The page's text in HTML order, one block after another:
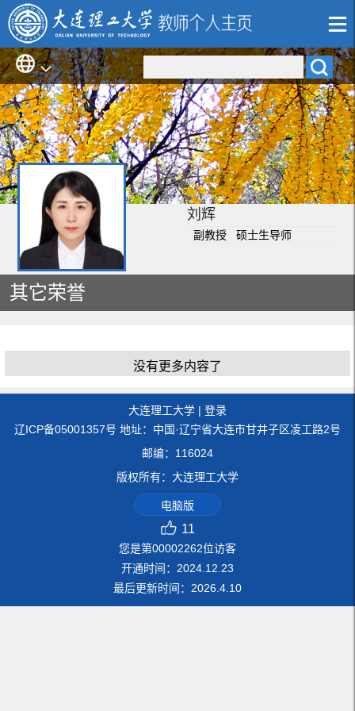
刘辉
副教授 硕士生导师
其它荣誉
没有更多内容了
大连理工大学 | 登录
辽ICP备05001357号 地址：中国·辽宁省大连市甘井子区凌工路2号
邮编：116024
版权所有：大连理工大学
电脑版
11
您是第00002262位访客
开通时间： 2024 12 23
最后更新时间： 2026 4 10